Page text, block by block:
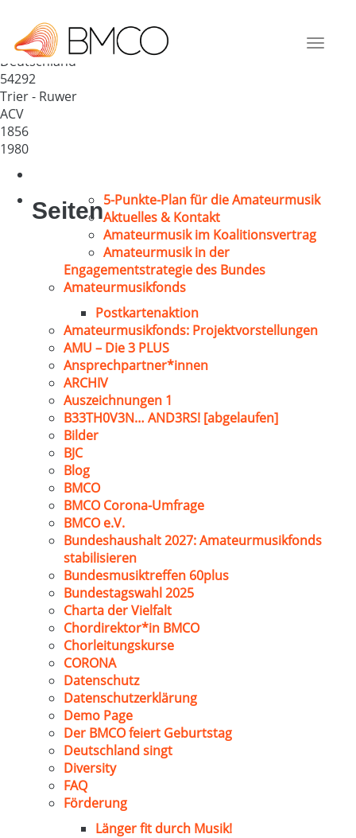
Toggle
Ruwer
Deutschland
54292
Trier - Ruwer
ACV
1856
1980
Seiten5-Punkte-Plan für die Amateurmusik
Aktuelles & Kontakt
Amateurmusik im Koalitionsvertrag
Amateurmusik in der
Engagementstrategie des Bundes
Amateurmusikfonds
Postkartenaktion
Amateurmusikfonds: Projektvorstellungen
AMU – Die 3 PLUS
Ansprechpartner*innen
ARCHIV
Auszeichnungen 1
B33TH0V3N… AND3RS! [abgelaufen]
Bilder
BJC
Blog
BMCO
BMCO Corona-Umfrage
BMCO e.V.
Bundeshaushalt 2027: Amateurmusikfonds
stabilisieren
Bundesmusiktreffen 60plus
Bundestagswahl 2025
Charta der Vielfalt
Chordirektor*in BMCO
Chorleitungskurse
CORONA
Datenschutz
Datenschutzerklärung
Demo Page
Der BMCO feiert Geburtstag
Deutschland singt
Diversity
FAQ
Förderung
Länger fit durch Musik!